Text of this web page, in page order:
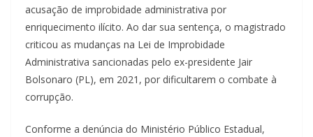
acusação de improbidade administrativa por
enriquecimento ilícito. Ao dar sua sentença, o magistrado
criticou as mudanças na Lei de Improbidade
Administrativa sancionadas pelo ex-presidente Jair
Bolsonaro (PL), em 2021, por dificultarem o combate à
corrupção.
Conforme a denúncia do Ministério Público Estadual,